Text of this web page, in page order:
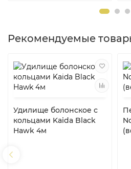
Рекомендуемые
Удилище болонское с
кольцами Kaida Black
Hawk 4м